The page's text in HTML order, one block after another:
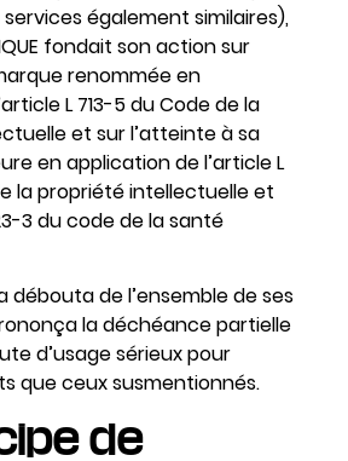
également similaires),
fondait son action sur
renommée en
L 713-5 du Code de la
et sur l’atteinte à sa
en application de l’article L
la propriété intellectuelle et
3 du code de la santé
débouta de l’ensemble de ses
la déchéance partielle
d’usage sérieux pour
que ceux susmentionnés.
de